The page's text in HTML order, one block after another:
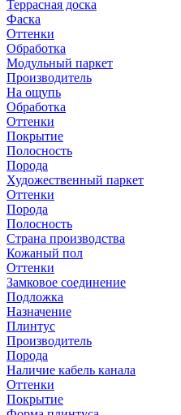
Террасная доска
Фаска
Оттенки
Обработка
Модульный паркет
Производитель
На ощупь
Обработка
Оттенки
Покрытие
Полосность
Порода
Художественный паркет
Оттенки
Порода
Полосность
Страна производства
Кожаный пол
Оттенки
Замковое соединение
Подложка
Назначение
Плинтус
Производитель
Порода
Наличие кабель канала
Оттенки
Покрытие